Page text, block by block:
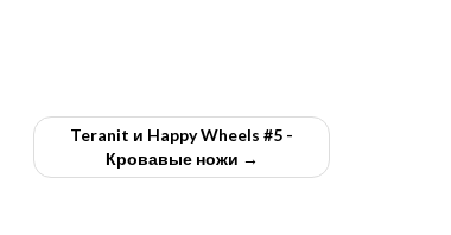
Teranit и Happy Wheels #5 -
Кровавые ножи →